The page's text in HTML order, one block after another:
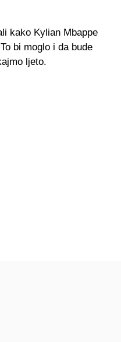
kako Kylian Mbappe
bi moglo i da bude
ljeto.